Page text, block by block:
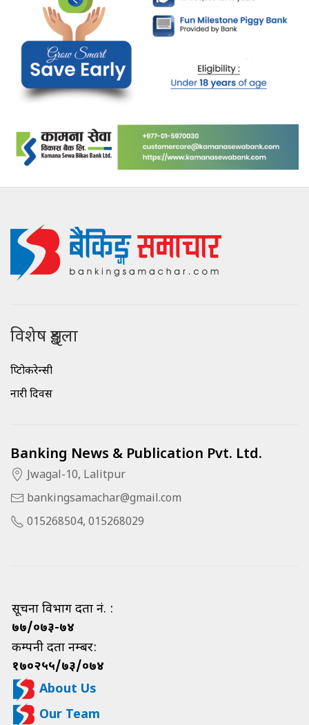
विशेष शृङ्खला
क्रिप्टोकरेन्सी
नारी दिवस
Banking News & Publication Pvt. Ltd.
Jwagal-10, Lalitpur
bankingsamachar@gmail.com
015268504, 015268029
सूचना विभाग दर्ता नं. :
७७/०७३-७४
कम्पनी दर्ता नम्बर:
१७०२५५/७३/०७४
About Us
Our Team